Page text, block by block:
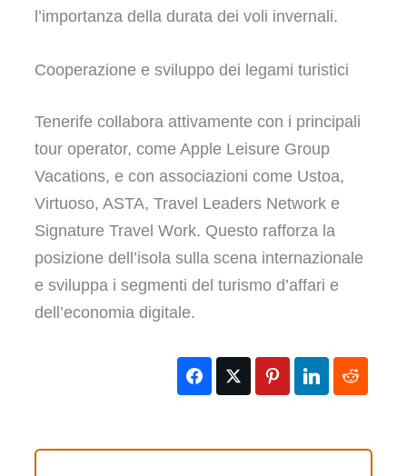
l’importanza della durata dei voli invernali.
Cooperazione e sviluppo dei legami turistici
Tenerife collabora attivamente con i principali
tour operator, come Apple Leisure Group
Vacations, e con associazioni come Ustoa,
Virtuoso, ASTA, Travel Leaders Network e
Signature Travel Work. Questo rafforza la
posizione dell’isola sulla scena internazionale
e sviluppa i segmenti del turismo d’affari e
dell’economia digitale.